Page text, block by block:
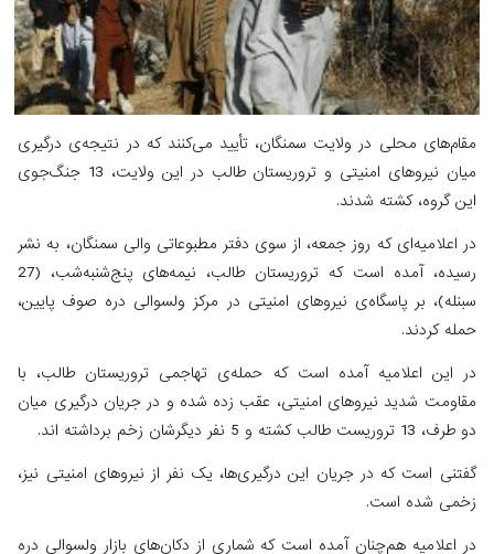
مقام‌های محلی در ولایت سمنگان، تأیید می‌کنند که در نتیجه‌ی درگیری
میان نیروهای امنیتی و تروریستان طالب در این ولایت، 13 جنگ‌جوی
این گروه، کشته شدند.
در اعلامیه‌ای که روز جمعه، از سوی دفتر مطبوعاتی والی سمنگان، به نشر
رسیده، آمده است که تروریستان طالب، نیمه‌های پنج‌شنبه‌شب، (27
سبنله)، بر پاسگاه‌ی نیروهای امنیتی در مرکز ولسوالی دره صوف پایین،
حمله کردند.
در این اعلامیه آمده است که حمله‌ی تهاجمی تروریستان طالب، با
مقاومت شدید نیروهای امنیتی، عقب زده شده و در جریان درگیری میان
دو طرف، 13 تروریست طالب کشته و 5 نفر دیگرشان زخم برداشته اند.
گفتنی است که در جریان این درگیری‌ها، یک نفر از نیروهای امنیتی نیز،
زخمی شده است.
در اعلامیه هم‌چنان آمده است که شماری از دکان‌های بازار ولسوالی دره